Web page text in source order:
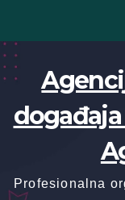
content
događaja
Profesionalna